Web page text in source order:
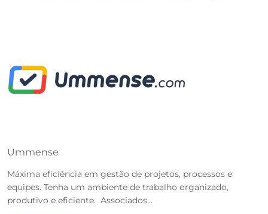
Ummense
Máxima eficiência em gestão de projetos, processos e
equipes. Tenha um ambiente de trabalho organizado,
produtivo e eficiente. Associados...